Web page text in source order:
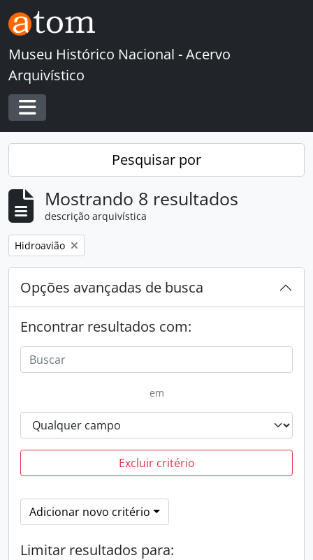
Skip to main content
Museu Histórico Nacional - Acervo
Arquivístico
Toggle navigation
Pesquisar por
Mostrando 8 resultados
descrição arquivística
Remover filtro:
Hidroavião
Opções avançadas de busca
Encontrar resultados com:
em
Excluir critério
Adicionar novo critério
Limitar resultados para: